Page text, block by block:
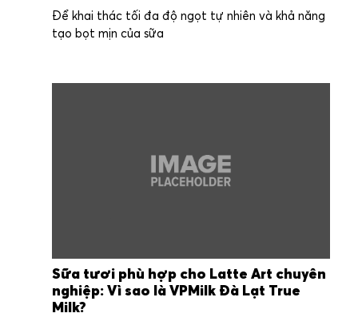
Để khai thác tối đa độ ngọt tự nhiên và khả năng
tạo bọt mịn của sữa
Sữa tươi phù hợp cho Latte Art chuyên
nghiệp: Vì sao là VPMilk Đà Lạt True
Milk?